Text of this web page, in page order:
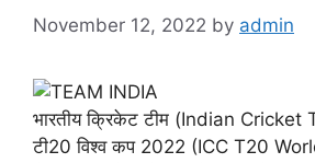
November 12, 2022 by admin
भारतीय क्रिकेट टीम (Indian Cricket
टी20 विश्व कप 2022 (ICC T20